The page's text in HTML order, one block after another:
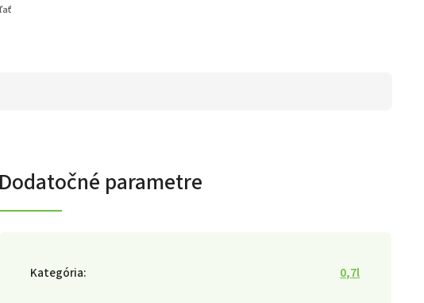
Dodatočné parametre
Kategória: 0,7l